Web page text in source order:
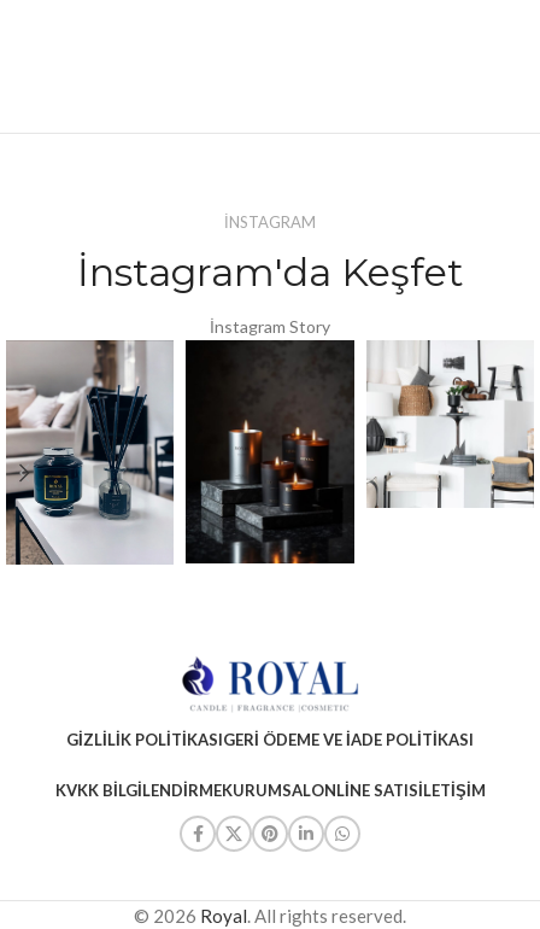
İNSTAGRAM
İnstagram'da Keşfet
İnstagram Story
GIZLILIK POLITIKASIGERI ÖDEME VE İADE POLITIKASI
KVKK BILGILENDIRMEKURUMSALONLINE SATISİLETIŞIM
© 2026 Royal. All rights reserved.